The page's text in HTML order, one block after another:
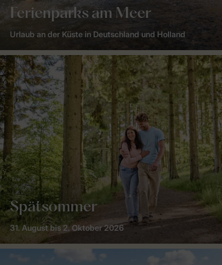
Ferienparks am Meer
Urlaub an der Küste in Deutschland und Holland
Spätsommer
31. August bis 2. Oktober 2026